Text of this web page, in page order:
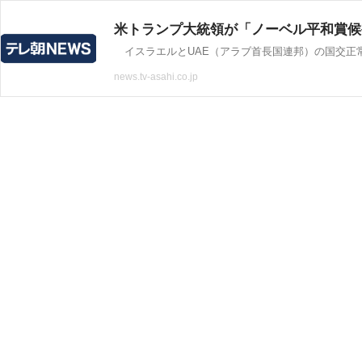
米トランプ大統領が「ノーベル平和賞
news.tv-asahi.co.jp